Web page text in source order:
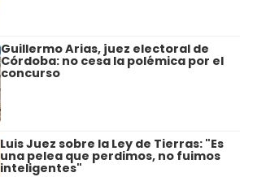
Guillermo Arias, juez electoral de
Córdoba: no cesa la polémica por el
concurso
Luis Juez sobre la Ley de Tierras: "Es
una pelea que perdimos, no fuimos
inteligentes"